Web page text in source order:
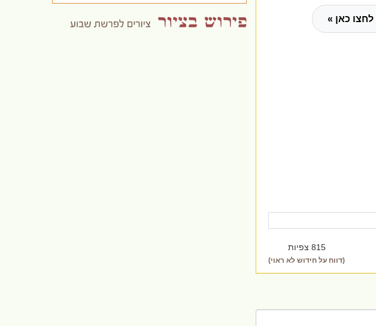
לחצו כאן »
815 צפיות
(דווח על חידוש לא ראוי)